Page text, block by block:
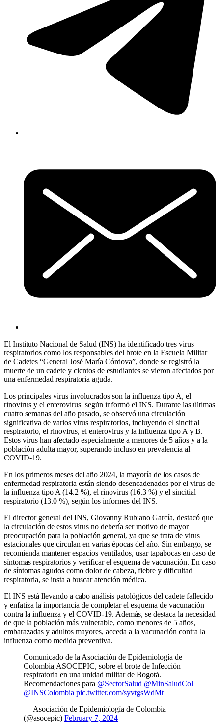
El Instituto Nacional de Salud (INS) ha identificado tres virus
respiratorios como los responsables del brote en la Escuela Militar
de Cadetes “General José María Córdova”, donde se registró la
muerte de un cadete y cientos de estudiantes se vieron afectados por
una enfermedad respiratoria aguda.
Los principales virus involucrados son la influenza tipo A, el
rinovirus y el enterovirus, según informó el INS. Durante las últimas
cuatro semanas del año pasado, se observó una circulación
significativa de varios virus respiratorios, incluyendo el sincitial
respiratorio, el rinovirus, el enterovirus y la influenza tipo A y B.
Estos virus han afectado especialmente a menores de 5 años y a la
población adulta mayor, superando incluso en prevalencia al
COVID-19.
En los primeros meses del año 2024, la mayoría de los casos de
enfermedad respiratoria están siendo desencadenados por el virus de
la influenza tipo A (14.2 %), el rinovirus (16.3 %) y el sincitial
respiratorio (13.0 %), según los informes del INS.
El director general del INS, Giovanny Rubiano García, destacó que
la circulación de estos virus no debería ser motivo de mayor
preocupación para la población general, ya que se trata de virus
estacionales que circulan en varias épocas del año. Sin embargo, se
recomienda mantener espacios ventilados, usar tapabocas en caso de
síntomas respiratorios y verificar el esquema de vacunación. En caso
de síntomas agudos como dolor de cabeza, fiebre y dificultad
respiratoria, se insta a buscar atención médica.
El INS está llevando a cabo análisis patológicos del cadete fallecido
y enfatiza la importancia de completar el esquema de vacunación
contra la influenza y el COVID-19. Además, se destaca la necesidad
de que la población más vulnerable, como menores de 5 años,
embarazadas y adultos mayores, acceda a la vacunación contra la
influenza como medida preventiva.
Comunicado de la Asociación de Epidemiología de
Colombia,ASOCEPIC, sobre el brote de Infección
respiratoria en una unidad militar de Bogotá.
Recomendaciones para @SectorSalud @MinSaludCol
@INSColombia pic.twitter.com/syvtgsWdMt
— Asociación de Epidemiología de Colombia
(@asocepic) February 7, 2024